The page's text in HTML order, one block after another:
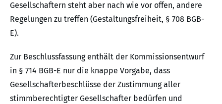
Gesellschaftern steht aber nach wie vor offen, andere
Regelungen zu treffen (Gestaltungsfreiheit, § 708 BGB-
E).
Zur Beschlussfassung enthält der Kommissionsentwurf
in § 714 BGB-E nur die knappe Vorgabe, dass
Gesellschafterbeschlüsse der Zustimmung aller
stimmberechtigter Gesellschafter bedürfen und